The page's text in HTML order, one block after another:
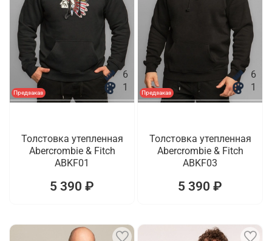
Предзаказ
6
1
Толстовка утепленная
Abercrombie & Fitch
ABKF01
5 390 ₽
Предзаказ
6
1
Толстовка утепленная
Abercrombie & Fitch
ABKF03
5 390 ₽